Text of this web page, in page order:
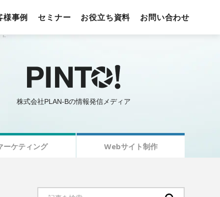
様事例 セミナー お役立ち資料 お問い合わせ
株式会社PLAN-Bの情報発信メディア
ーケティング Webサイト制作